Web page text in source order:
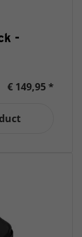
-
€ 149,95 *